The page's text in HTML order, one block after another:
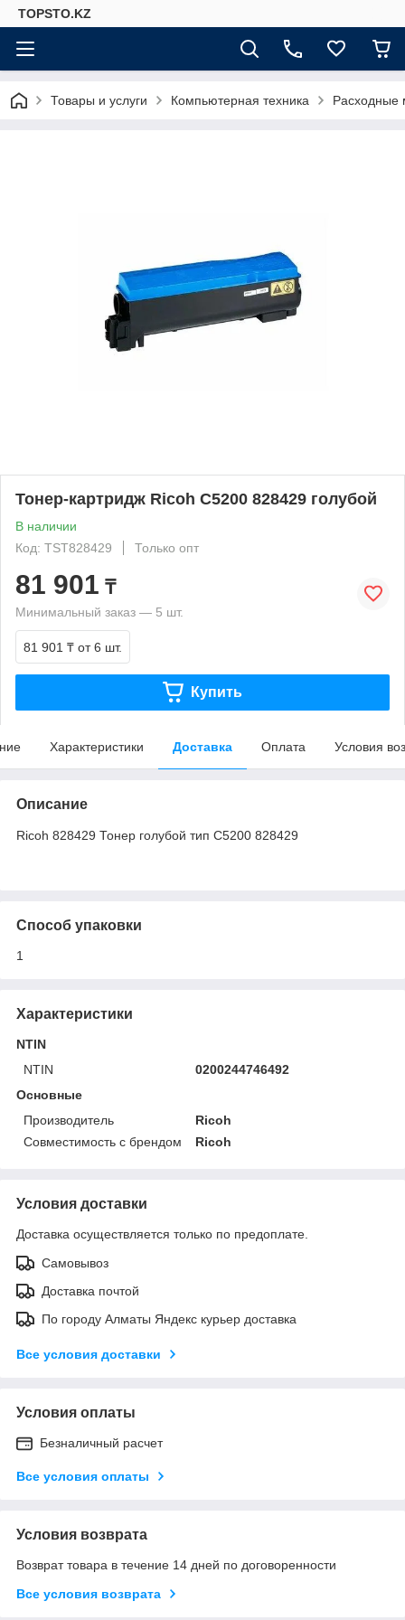
TOPSTO.KZ
Товары и услуги Компьютерная техника Расходные
Тонер-картридж Ricoh C5200 828429 голубой
В наличии
Код: TST828429
Только опт
81 901 ₸
Минимальный заказ — 5 шт.
81 901 ₸ от 6 шт.
Купить
Характеристики Доставка Оплата Условия
Описание
Ricoh 828429 Тонер голубой тип C5200 828429
Способ упаковки
1
Характеристики
NTIN
NTIN
0200244746492
Основные
Производитель
Ricoh
Совместимость с брендом
Ricoh
Условия доставки
Доставка осуществляется только по предоплате.
Самовывоз
Доставка почтой
По городу Алматы Яндекс курьер доставка
Все условия доставки
Условия оплаты
Безналичный расчет
Все условия оплаты
Условия возврата
Возврат товара в течение 14 дней по договоренности
Все условия возврата